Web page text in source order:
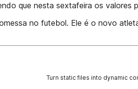
que nesta sextafeira os valores
no futebol. Ele é o novo
Turn static files into dynamic